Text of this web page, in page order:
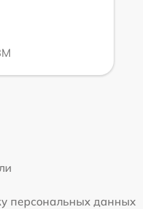
персональных данных